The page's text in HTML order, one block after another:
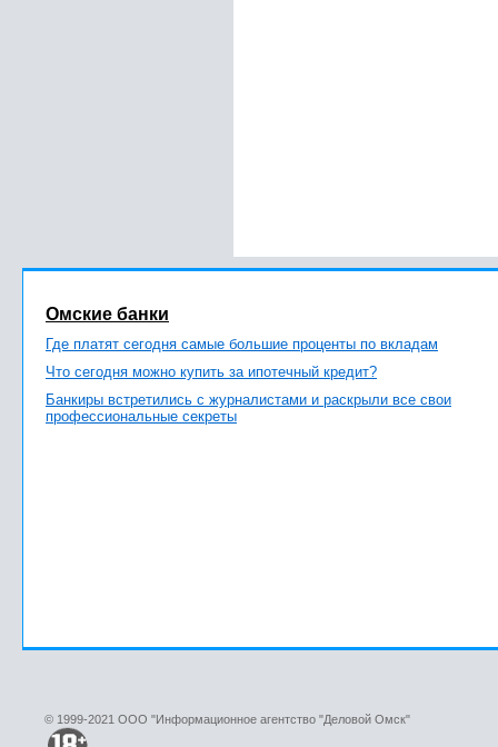
Омские банки
Где платят сегодня самые большие проценты по вкладам
Что сегодня можно купить за ипотечный кредит?
Банкиры встретились с журналистами и раскрыли все свои
профессиональные секреты
© 1999-2021 ООО "Информационное агентство "Деловой Омск"